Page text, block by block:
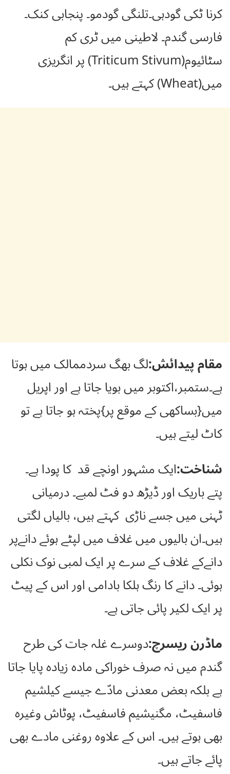
کرنا ٹکی گودہی۔تلنگی گودمو۔ پنجابی کنک۔
فارسی گندم۔ لاطینی میں ٹری کم
سٹائیوم(Triticum Stivum) پر انگریزی
میں(Wheat) کہتے ہیں۔
مقام پیدائش:لگ بھگ سردممالک میں ہوتا
ہے۔ستمبر،اکتوبر میں بویا جاتا ہے اور اپریل
میں{بساکھی کے موقع پر}پختہ ہو جاتا ہے تو
کاٹ لیتے ہیں۔
شناخت:ایک مشہور اونچے قد کا پودا ہے۔
پتے باریک اور ڈیڑھ دو فٹ لمبے۔ درمیانی
ٹہنی میں جسے ناڑی کہتے ہیں، بالیاں لگتی
ہیں۔ان بالیوں میں غلاف میں لپٹے ہوئے دانےپر
دانےکے غلاف کے سرے پر ایک لمبی نوک نکلی
ہوئی۔ دانے کا رنگ ہلکا بادامی اور اس کے پیٹ
پر ایک لکیر پائی جاتی ہے۔
ماڈرن ریسرچ:دوسرے غلہ جات کی طرح
گندم میں نہ صرف خوراکی مادہ زیادہ پایا جاتا
ہے بلکہ بعض معدنی مادّے جیسے کیلشیم
فاسفیٹ، مگنیشیم فاسفیٹ، پوٹاش وغیرہ
بھی ہوتے ہیں۔ اس کے علاوہ روغنی مادے بھی
پائے جاتے ہیں۔